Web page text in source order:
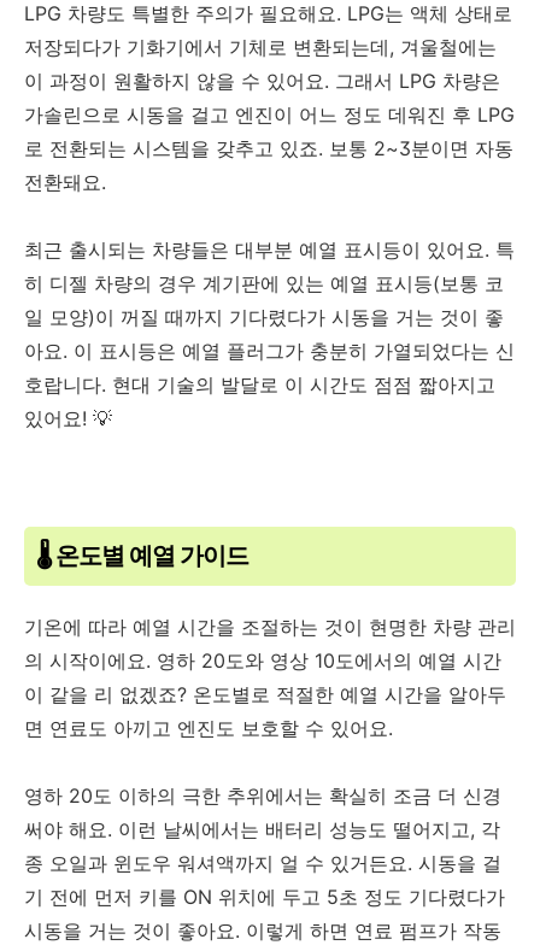
LPG 차량도 특별한 주의가 필요해요. LPG는 액체 상태로
저장되다가 기화기에서 기체로 변환되는데, 겨울철에는
이 과정이 원활하지 않을 수 있어요. 그래서 LPG 차량은
가솔린으로 시동을 걸고 엔진이 어느 정도 데워진 후 LPG
로 전환되는 시스템을 갖추고 있죠. 보통 2~3분이면 자동
전환돼요.
최근 출시되는 차량들은 대부분 예열 표시등이 있어요. 특
히 디젤 차량의 경우 계기판에 있는 예열 표시등(보통 코
일 모양)이 꺼질 때까지 기다렸다가 시동을 거는 것이 좋
아요. 이 표시등은 예열 플러그가 충분히 가열되었다는 신
호랍니다. 현대 기술의 발달로 이 시간도 점점 짧아지고
있어요! 💡
🌡️ 온도별 예열 가이드
기온에 따라 예열 시간을 조절하는 것이 현명한 차량 관리
의 시작이에요. 영하 20도와 영상 10도에서의 예열 시간
이 같을 리 없겠죠? 온도별로 적절한 예열 시간을 알아두
면 연료도 아끼고 엔진도 보호할 수 있어요.
영하 20도 이하의 극한 추위에서는 확실히 조금 더 신경
써야 해요. 이런 날씨에서는 배터리 성능도 떨어지고, 각
종 오일과 윈도우 워셔액까지 얼 수 있거든요. 시동을 걸
기 전에 먼저 키를 ON 위치에 두고 5초 정도 기다렸다가
시동을 거는 것이 좋아요. 이렇게 하면 연료 펌프가 작동